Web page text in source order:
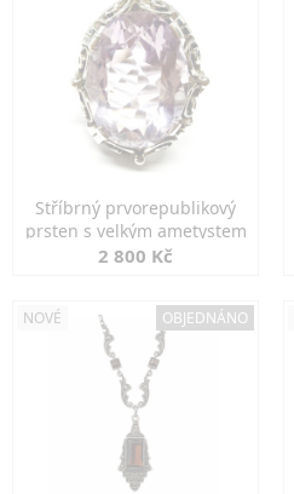
Stříbrný prvorepublikový
prsten s velkým ametystem
2 800 Kč
NOVÉ OBJEDNÁNO